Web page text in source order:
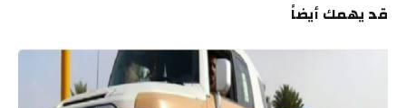
— قناة الإخبارية (@alekhbariyatv)
September 21, 2024
قد يهمك أيضاً